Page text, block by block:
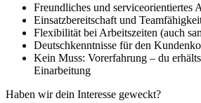
Freundliches und serviceorientiertes
Einsatzbereitschaft und
Flexibilität bei Arbeitszeiten (auch
Deutschkenntnisse für den
Kein Muss: Vorerfahrung – du
Einarbeitung
Haben wir dein Interesse geweckt?